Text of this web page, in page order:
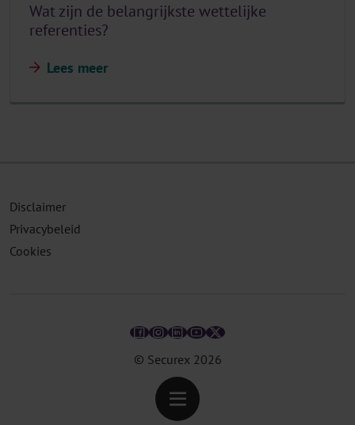
Wat zijn de belangrijkste wettelijke
referenties?
Lees meer
© Securex 2026
Disclaimer
Privacybeleid
Cookies